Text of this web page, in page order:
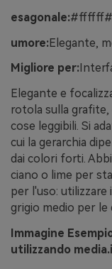
esagonale:
umore:Elegante,
Migliore per:
Elegante e
rotola sulla
cose leggibili. Si
cui la gerarchia
dai colori forti.
ciano o lime per
per l'uso: utilizzare
grigio medio per
Immagine
utilizzando